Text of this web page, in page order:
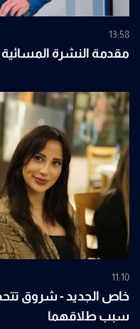
13:58
مقدمة النشرة المسائية 10-08-2026
11:10
خاص الجديد - شروق
سبب طلاقهما